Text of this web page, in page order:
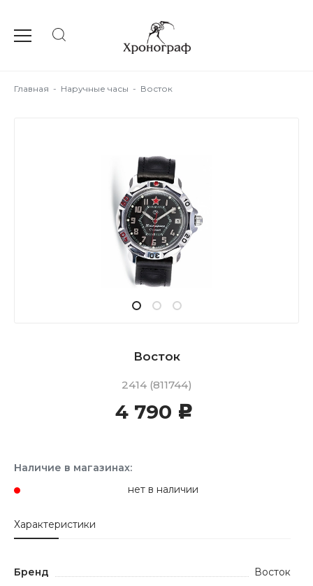
Главная - Наручные часы - Восток
Восток
2414 (811744)
4 790 c
Наличие в магазинах:
нет в наличии
Характеристики
Бренд
Восток